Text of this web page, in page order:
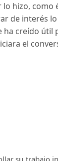
hizo,
de interés
ha creído
el